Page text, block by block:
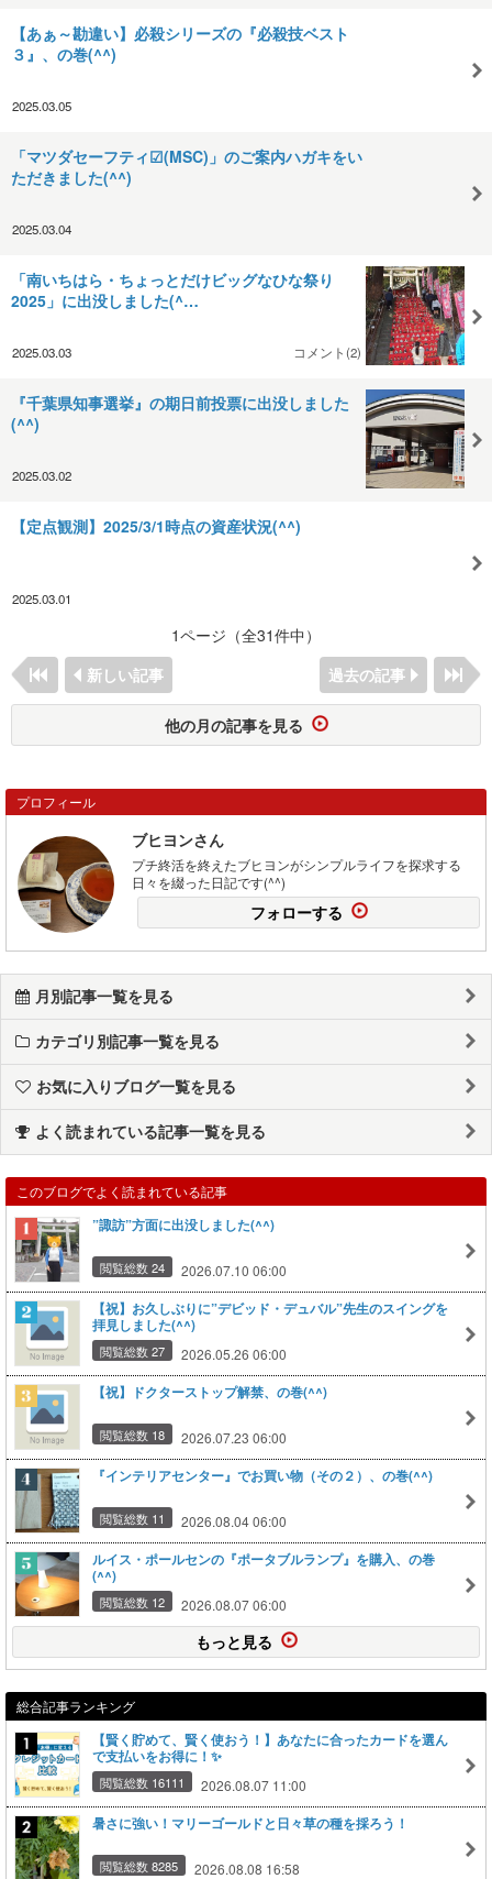
【あぁ～勘違い】必殺シリーズの『必殺技ベスト
３』、の巻(^^)
2025.03.05
「マツダセーフティ☑(MSC)」のご案内ハガキをい
ただきました(^^)
2025.03.04
「南いちはら・ちょっとだけビッグなひな祭り
2025」に出没しました(^…
2025.03.03 コメント(2)
『千葉県知事選挙』の期日前投票に出没しました
(^^)
2025.03.02
【定点観測】2025/3/1時点の資産状況(^^)
2025.03.01
1ページ（全31件中）
新しい記事
過去の記事
他の月の記事を見る
プロフィール
ブヒヨンさん
プチ終活を終えたブヒヨンがシンプルライフを探求する
日々を綴った日記です(^^)
フォローする
月別記事一覧を見る
カテゴリ別記事一覧を見る
お気に入りブログ一覧を見る
よく読まれている記事一覧を見る
このブログでよく読まれている記事
”諏訪”方面に出没しました(^^)
閲覧総数 24 2026.07.10 06:00
【祝】お久しぶりに”デビッド・デュバル”先生のスイングを
拝見しました(^^)
閲覧総数 27 2026.05.26 06:00
【祝】ドクターストップ解禁、の巻(^^)
閲覧総数 18 2026.07.23 06:00
『インテリアセンター』でお買い物（その２）、の巻(^^)
閲覧総数 11 2026.08.04 06:00
ルイス・ポールセンの『ポータブルランプ』を購入、の巻
(^^)
閲覧総数 12 2026.08.07 06:00
もっと見る
総合記事ランキング
【賢く貯めて、賢く使おう！】あなたに合ったカードを選ん
で支払いをお得に！✨
閲覧総数 16111 2026.08.07 11:00
暑さに強い！マリーゴールドと日々草の種を採ろう！
閲覧総数 8285 2026.08.08 16:58